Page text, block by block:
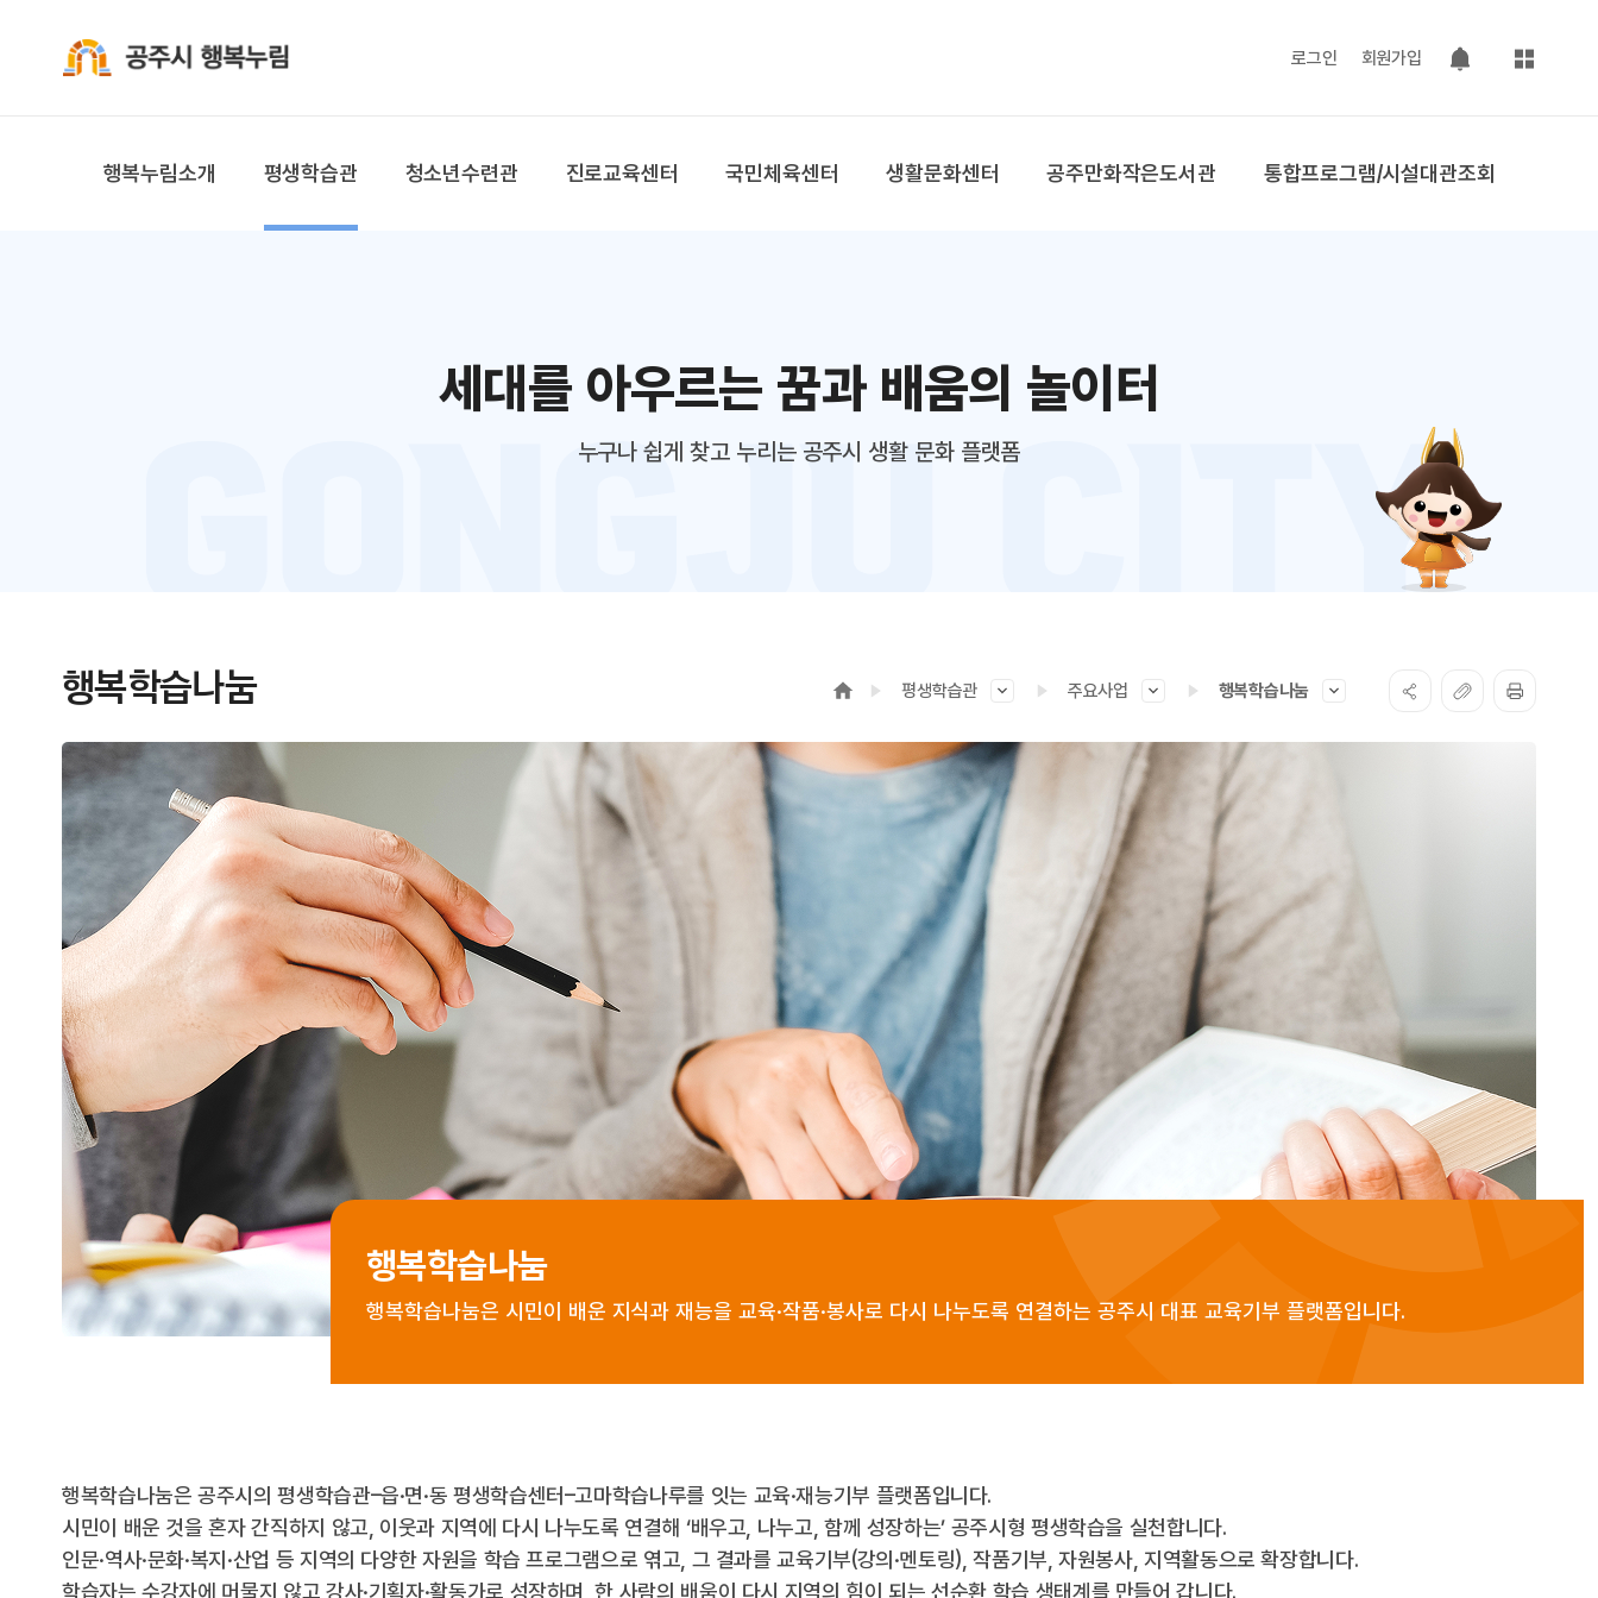
로그인 회원가입
팝업 열기
사이트맵
행복누림소개 평생학습관 청소년수련관 진로교육센터 국민체육센터 생활문화센터 공주만화작은도서관 통합프로그램/시설대관조회
세대를 아우르는 꿈과 배움의 놀이터
누구나 쉽게 찾고 누리는 공주시 생활 문화 플랫폼
행복학습나눔 평생학습관 주요사업 행복학습나눔
행복학습나눔
행복학습나눔은 시민이 배운 지식과 재능을 교육·작품·봉사로 다시 나누도록 연결하는 공주시 대표 교육기부 플랫폼입니다.
행복학습나눔은 공주시의 평생학습관–읍·면·동 평생학습센터–고마학습나루를 잇는 교육·재능기부 플랫폼입니다.
시민이 배운 것을 혼자 간직하지 않고, 이웃과 지역에 다시 나누도록 연결해 ‘배우고, 나누고, 함께 성장하는’ 공주시형 평생학습을 실천합니다.
인문·역사·문화·복지·산업 등 지역의 다양한 자원을 학습 프로그램으로 엮고, 그 결과를 교육기부(강의·멘토링), 작품기부, 자원봉사, 지역활동으로 확장합니다.
학습자는 수강자에 머물지 않고 강사·기획자·활동가로 성장하며, 한 사람의 배움이 다시 지역의 힘이 되는 선순환 학습 생태계를 만들어 갑니다.